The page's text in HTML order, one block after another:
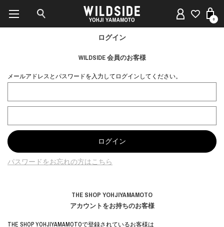
0
ログイン
WILDSIDE 会員のお客様
メールアドレスとパスワードを入力してログインしてください。
パスワードをお忘れの方はこちら
THE SHOP YOHJIYAMAMOTO
アカウントをお持ちのお客様
THE SHOP YOHJIYAMAMOTOで登録されているお客様は